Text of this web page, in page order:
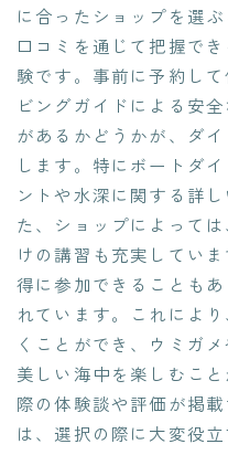
に合ったショップを選
口コミを通じて把握で
験です。事前に予約し
ビングガイドによる安
があるかどうかが、ダ
します。特にボートダ
ントや水深に関する詳
た、ショップによって
けの講習も充実してい
得に参加できることも
れています。これによ
くことができ、ウミガ
美しい海中を楽しむこ
際の体験談や評価が掲
は、選択の際に大変役立